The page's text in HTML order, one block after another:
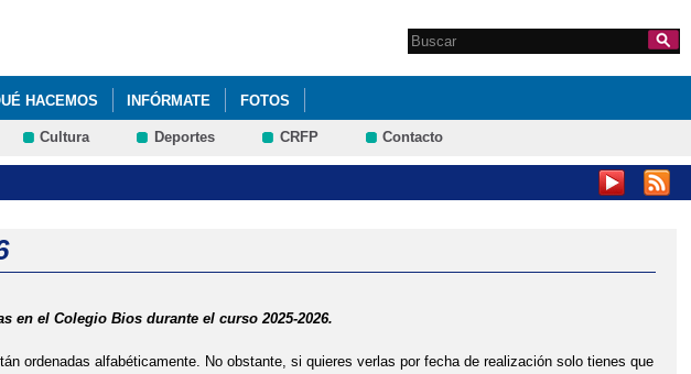
Formulario de
Search this site
HACEMOS INFÓRMATE FOTOS
Cultura Deportes CRFP Contacto
en el Colegio Bios durante el curso 2025-2026.
ordenadas alfabéticamente. No obstante, si quieres verlas por fecha de realización solo tienes que